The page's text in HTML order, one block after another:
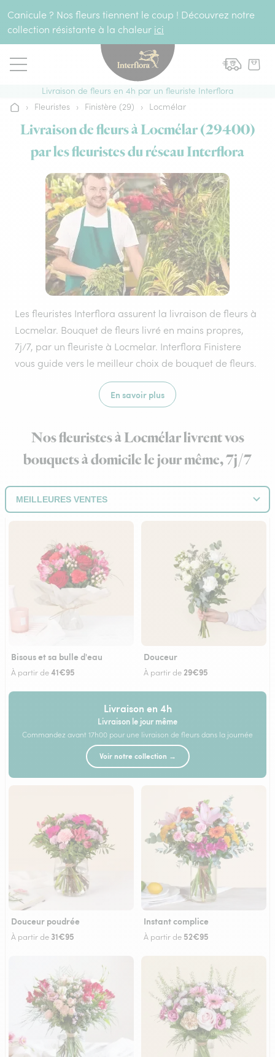
Canicule ? Nos fleurs tiennent le coup ! Découvrez notre
collection résistante à la chaleur ici
Livraison de fleurs en 4h par un fleuriste Interflora
Accueil
› Fleuristes › Finistère (29) › Locmélar
Livraison de fleurs à Locmélar (29400)
par les fleuristes du réseau Interflora
Les fleuristes Interflora assurent la livraison de fleurs à
Locmelar. Bouquet de fleurs livré en mains propres,
7j/7, par un fleuriste à Locmelar. Interflora Finistere
vous guide vers le meilleur choix de bouquet de fleurs.
En savoir plus
Nos fleuristes à Locmélar livrent vos
bouquets à domicile le jour même, 7j/7
Bisous et sa bulle d'eau
À partir de41€95
Douceur
À partir de 29€95
Livraison en 4h
Livraison le jour même
Commandez avant 17h00 pour une livraison de fleurs dans la journée
Voir notre collection →
Douceur poudrée
À partir de 31€95
Instant complice
À partir de 52€95